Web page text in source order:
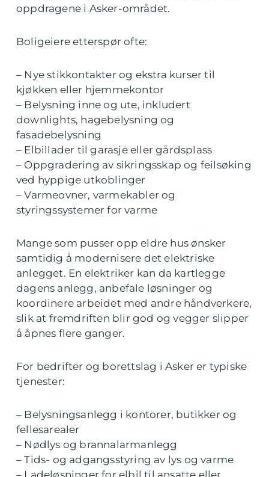
oppdragene i Asker-området.
Boligeiere etterspør ofte:
– Nye stikkontakter og ekstra kurser til
kjøkken eller hjemmekontor
– Belysning inne og ute, inkludert
downlights, hagebelysning og
fasadebelysning
– Elbillader til garasje eller gårdsplass
– Oppgradering av sikringsskap og feilsøking
ved hyppige utkoblinger
– Varmeovner, varmekabler og
styringssystemer for varme
Mange som pusser opp eldre hus ønsker
samtidig å modernisere det elektriske
anlegget. En elektriker kan da kartlegge
dagens anlegg, anbefale løsninger og
koordinere arbeidet med andre håndverkere,
slik at fremdriften blir god og vegger slipper
å åpnes flere ganger.
For bedrifter og borettslag i Asker er typiske
tjenester:
– Belysningsanlegg i kontorer, butikker og
fellesarealer
– Nødlys og brannalarmanlegg
– Tids- og adgangsstyring av lys og varme
– Ladeløsninger for elbil til ansatte eller